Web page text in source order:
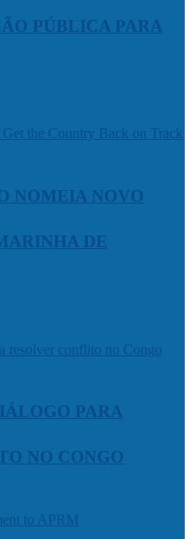
PÚBLICA PARA
NOMEIA NOVO
DE
PARA
NO CONGO